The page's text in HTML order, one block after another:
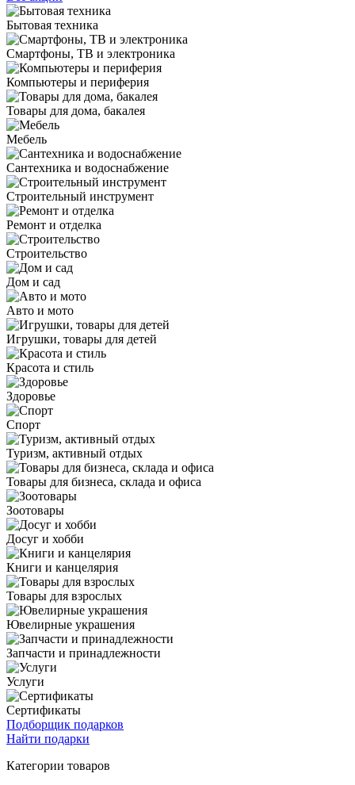
Бытовая техника
Смартфоны, ТВ и электроника
Компьютеры и периферия
Товары для дома, бакалея
Мебель
Сантехника и водоснабжение
Строительный инструмент
Ремонт и отделка
Строительство
Дом и сад
Авто и мото
Игрушки, товары для детей
Красота и стиль
Здоровье
Спорт
Туризм, активный отдых
Товары для бизнеса, склада и офиса
Зоотовары
Досуг и хобби
Книги и канцелярия
Товары для взрослых
Ювелирные украшения
Запчасти и принадлежности
Услуги
Сертификаты
Подборщик подарков
Найти подарки
Категории товаров